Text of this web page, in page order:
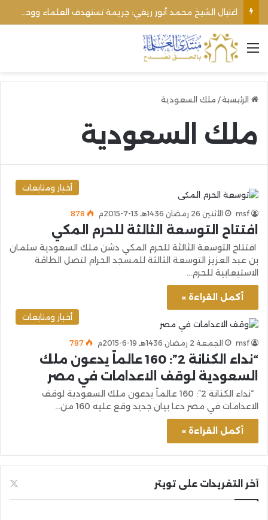
القائمة
الرئيسية/ ملك السعودية
ملك السعودية
أخبار ومتابعات
msf الأثنين 26 رمضان 1436هـ 13-7-2015م 878
افتتاح التوسعة الثالثة للحرم المكي
افتتاح التوسعة الثالثة للحرم المكي دشن ملك السعودية سلمان
بن عبد العزيز التوسعة الثالثة للمسجد الحرام لتصل الطاقة
الاستيعابية للحرم…
أكمل القراءة »
أخبار ومتابعات
msf الجمعة 2 رمضان 1436هـ 19-6-2015م 787
“نداء الكنانة 2”: 160 عالماً يدعون ملك
السعودية لوقف الاعدامات في مصر
“نداء الكنانة 2”: 160 عالماً يدعون ملك السعودية لوقف
الاعدامات في مصر دعا بيان جديد وقع عليه 160 من…
أكمل القراءة »
آخر التغريدات على تويتر